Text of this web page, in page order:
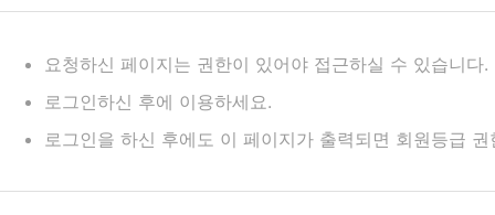
요청하신 페이지는 권한이 있어야 접근하실 수 있습니다.
로그인하신 후에 이용하세요.
로그인을 하신 후에도 이 페이지가 출력되면 회원등급